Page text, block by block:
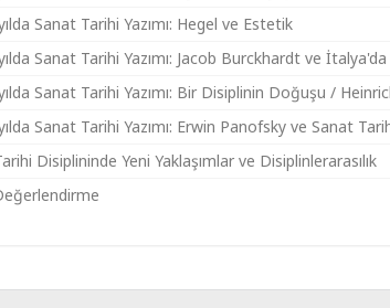
Sanat Tarihi Yazımı: Hegel ve Estetik
Sanat Tarihi Yazımı: Jacob Burckhardt ve
Sanat Tarihi Yazımı: Bir Disiplinin Doğuşu /
Sanat Tarihi Yazımı: Erwin Panofsky ve Sanat
Disiplininde Yeni Yaklaşımlar ve Disiplinlerarasılık